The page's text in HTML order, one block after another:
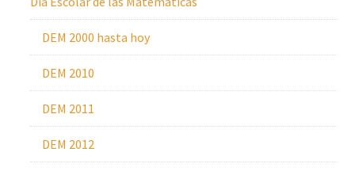
DEM 2000 hasta hoy
DEM 2010
DEM 2011
DEM 2012